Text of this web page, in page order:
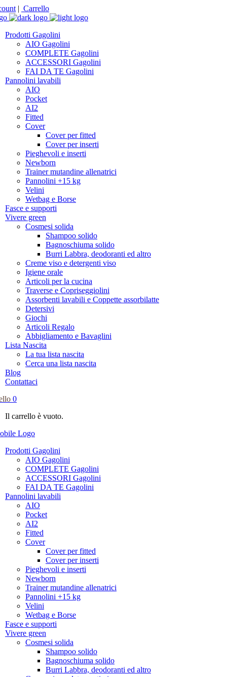
| Carrello
Prodotti Gagolini
AIO Gagolini
COMPLETE Gagolini
ACCESSORI Gagolini
FAI DA TE Gagolini
Pannolini lavabili
AIO
Pocket
AI2
Fitted
Cover
Cover per fitted
Cover per inserti
Pieghevoli e inserti
Newborn
Trainer mutandine allenatrici
Pannolini +15 kg
Velini
Wetbag e Borse
Fasce e supporti
Vivere green
Cosmesi solida
Shampoo solido
Bagnoschiuma solido
Burri Labbra, deodoranti ed altro
Creme viso e detergenti viso
Igiene orale
Articoli per la cucina
Traverse e Copriseggiolini
Assorbenti lavabili e Coppette assorbilatte
Detersivi
Giochi
Articoli Regalo
Abbigliamento e Bavaglini
Lista Nascita
La tua lista nascita
Cerca una lista nascita
Blog
Contattaci
0
Il carrello è vuoto.
Prodotti Gagolini
AIO Gagolini
COMPLETE Gagolini
ACCESSORI Gagolini
FAI DA TE Gagolini
Pannolini lavabili
AIO
Pocket
AI2
Fitted
Cover
Cover per fitted
Cover per inserti
Pieghevoli e inserti
Newborn
Trainer mutandine allenatrici
Pannolini +15 kg
Velini
Wetbag e Borse
Fasce e supporti
Vivere green
Cosmesi solida
Shampoo solido
Bagnoschiuma solido
Burri Labbra, deodoranti ed altro